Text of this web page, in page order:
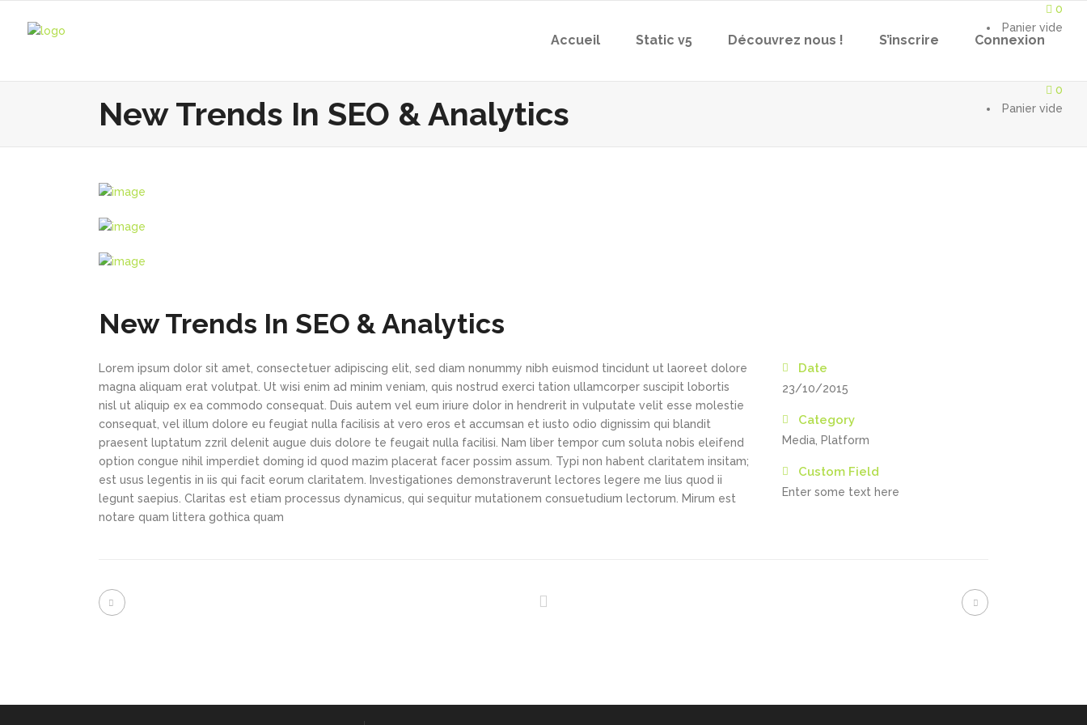
Accueil Static v5 Découvrez nous ! S’inscrire Connexion
0
Panier vide
0
Panier vide
New Trends In SEO & Analytics
New Trends In SEO & Analytics
Lorem ipsum dolor sit amet, consectetuer adipiscing elit, sed diam nonummy nibh euismod tincidunt ut laoreet dolore
magna aliquam erat volutpat. Ut wisi enim ad minim veniam, quis nostrud exerci tation ullamcorper suscipit lobortis
nisl ut aliquip ex ea commodo consequat. Duis autem vel eum iriure dolor in hendrerit in vulputate velit esse molestie
consequat, vel illum dolore eu feugiat nulla facilisis at vero eros et accumsan et iusto odio dignissim qui blandit
praesent luptatum zzril delenit augue duis dolore te feugait nulla facilisi. Nam liber tempor cum soluta nobis eleifend
option congue nihil imperdiet doming id quod mazim placerat facer possim assum. Typi non habent claritatem insitam;
est usus legentis in iis qui facit eorum claritatem. Investigationes demonstraverunt lectores legere me lius quod ii
legunt saepius. Claritas est etiam processus dynamicus, qui sequitur mutationem consuetudium lectorum. Mirum est
notare quam littera gothica quam
Date
23/10/2015
Category
Media, Platform
Custom Field
Enter some text here